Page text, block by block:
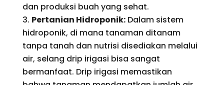
dan produksi buah yang sehat.
Pertanian Hidroponik:Dalam sistem
hidroponik, di mana tanaman ditanam
tanpa tanah dan nutrisi disediakan melalui
air, selang drip irigasi bisa sangat
bermanfaat. Drip irigasi memastikan